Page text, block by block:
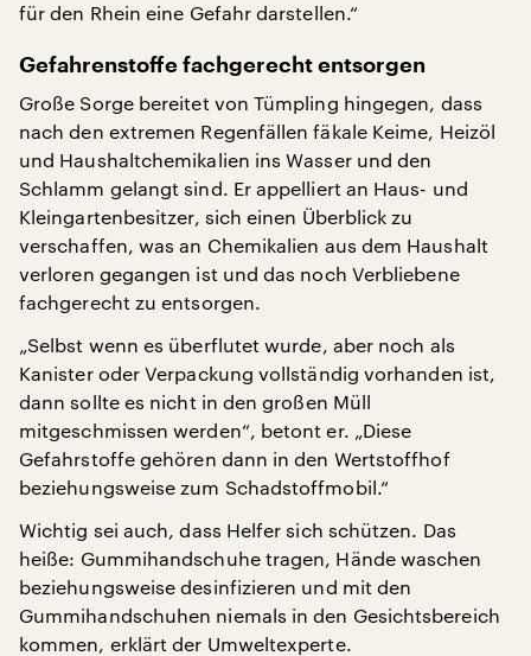
für den Rhein eine Gefahr darstellen.“
Gefahrenstoffe fachgerecht entsorgen
Große Sorge bereitet von Tümpling hingegen, dass
nach den extremen Regenfällen fäkale Keime, Heizöl
und Haushaltchemikalien ins Wasser und den
Schlamm gelangt sind. Er appelliert an Haus- und
Kleingartenbesitzer, sich einen Überblick zu
verschaffen, was an Chemikalien aus dem Haushalt
verloren gegangen ist und das noch Verbliebene
fachgerecht zu entsorgen.
„Selbst wenn es überflutet wurde, aber noch als
Kanister oder Verpackung vollständig vorhanden ist,
dann sollte es nicht in den großen Müll
mitgeschmissen werden“, betont er. „Diese
Gefahrstoffe gehören dann in den Wertstoffhof
beziehungsweise zum Schadstoffmobil.“
Wichtig sei auch, dass Helfer sich schützen. Das
heiße: Gummihandschuhe tragen, Hände waschen
beziehungsweise desinfizieren und mit den
Gummihandschuhen niemals in den Gesichtsbereich
kommen, erklärt der Umweltexperte.